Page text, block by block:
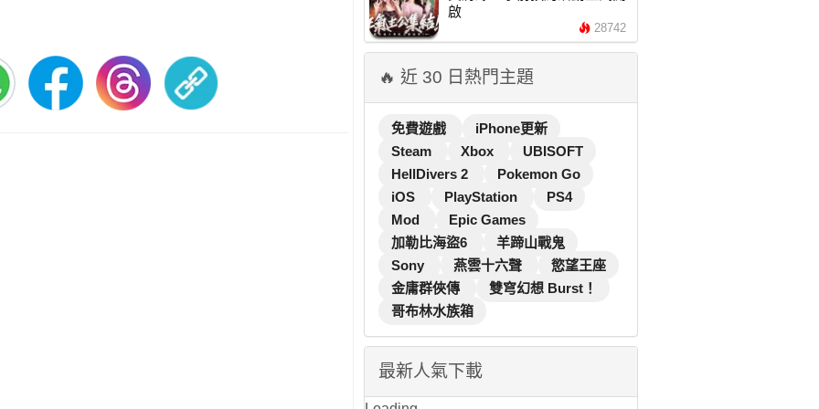
啟
28742
🔥 近 30 日熱門主題
免費遊戲
iPhone更新
Steam
Xbox
UBISOFT
HellDivers 2
Pokemon Go
iOS
PlayStation
PS4
Mod
Epic Games
加勒比海盜6
羊蹄山戰鬼
Sony
燕雲十六聲
慾望王座
金庸群俠傳
雙穹幻想 Burst！
哥布林水族箱
最新人氣下載